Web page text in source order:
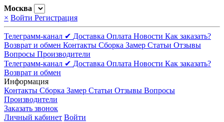
Москва
× Войти Регистрация
Телеграмм-канал ✔ Доставка Оплата Новости Как заказать?
Возврат и обмен Контакты Сборка Замер Статьи Отзывы
Вопросы Производители
Телеграмм-канал ✔ Доставка Оплата Новости Как заказать?
Возврат и обмен
Информация
Контакты Сборка Замер Статьи Отзывы Вопросы
Производители
Заказать звонок
Личный кабинет Войти